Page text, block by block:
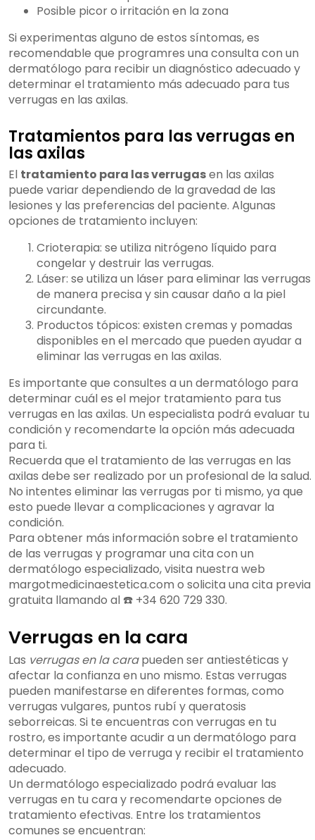
Posible picor o irritación en la zona
Si experimentas alguno de estos síntomas, es
recomendable que programres una consulta con un
dermatólogo para recibir un diagnóstico adecuado y
determinar el tratamiento más adecuado para tus
verrugas en las axilas.
Tratamientos para las verrugas en
las axilas
El tratamiento para las verrugasen las axilas
puede variar dependiendo de la gravedad de las
lesiones y las preferencias del paciente. Algunas
opciones de tratamiento incluyen:
Crioterapia: se utiliza nitrógeno líquido para
congelar y destruir las verrugas.
Láser: se utiliza un láser para eliminar las verrugas
de manera precisa y sin causar daño a la piel
circundante.
Productos tópicos: existen cremas y pomadas
disponibles en el mercado que pueden ayudar a
eliminar las verrugas en las axilas.
Es importante que consultes a un dermatólogo para
determinar cuál es el mejor tratamiento para tus
verrugas en las axilas. Un especialista podrá evaluar tu
condición y recomendarte la opción más adecuada
para ti.
Recuerda que el tratamiento de las verrugas en las
axilas debe ser realizado por un profesional de la salud.
No intentes eliminar las verrugas por ti mismo, ya que
esto puede llevar a complicaciones y agravar la
condición.
Para obtener más información sobre el tratamiento
de las verrugas y programar una cita con un
dermatólogo especializado, visita nuestra web
margotmedicinaestetica.com o solicita una cita previa
gratuita llamando al ☎️ +34 620 729 330.
Verrugas en la cara
Las verrugas en la carapueden ser antiestéticas y
afectar la confianza en uno mismo. Estas verrugas
pueden manifestarse en diferentes formas, como
verrugas vulgares, puntos rubí y queratosis
seborreicas. Si te encuentras con verrugas en tu
rostro, es importante acudir a un dermatólogo para
determinar el tipo de verruga y recibir el tratamiento
adecuado.
Un dermatólogo especializado podrá evaluar las
verrugas en tu cara y recomendarte opciones de
tratamiento efectivas. Entre los tratamientos
comunes se encuentran: